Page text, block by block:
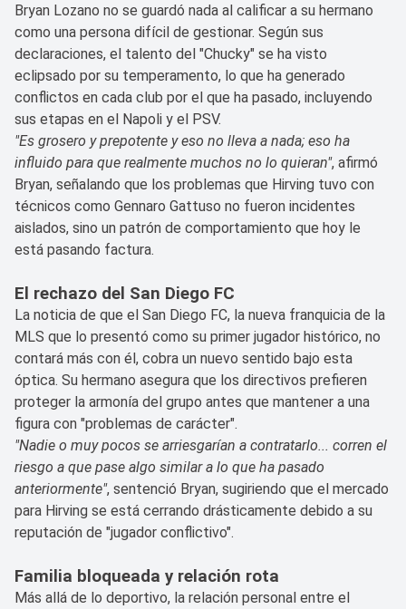
Bryan Lozano no se guardó nada al calificar a su hermano
como una persona difícil de gestionar. Según sus
declaraciones, el talento del "Chucky" se ha visto
eclipsado por su temperamento, lo que ha generado
conflictos en cada club por el que ha pasado, incluyendo
sus etapas en el Napoli y el PSV.
"Es grosero y prepotente y eso no lleva a nada; eso ha
influido para que realmente muchos no lo quieran", afirmó
Bryan, señalando que los problemas que Hirving tuvo con
técnicos como Gennaro Gattuso no fueron incidentes
aislados, sino un patrón de comportamiento que hoy le
está pasando factura.
El rechazo del San Diego FC
La noticia de que el San Diego FC, la nueva franquicia de la
MLS que lo presentó como su primer jugador histórico, no
contará más con él, cobra un nuevo sentido bajo esta
óptica. Su hermano asegura que los directivos prefieren
proteger la armonía del grupo antes que mantener a una
figura con "problemas de carácter".
"Nadie o muy pocos se arriesgarían a contratarlo... corren el
riesgo a que pase algo similar a lo que ha pasado
anteriormente", sentenció Bryan, sugiriendo que el mercado
para Hirving se está cerrando drásticamente debido a su
reputación de "jugador conflictivo".
Familia bloqueada y relación rota
Más allá de lo deportivo, la relación personal entre el